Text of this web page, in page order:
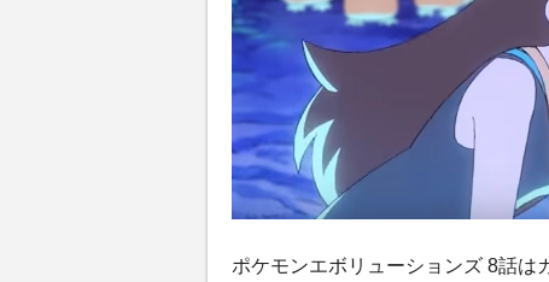
ポケモンエボリューションズ 8話は